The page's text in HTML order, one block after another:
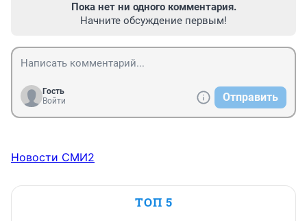
Пока нет ни одного комментария.
Начните обсуждение первым!
Гость
Войти
Отправить
Новости СМИ2
ТОП 5